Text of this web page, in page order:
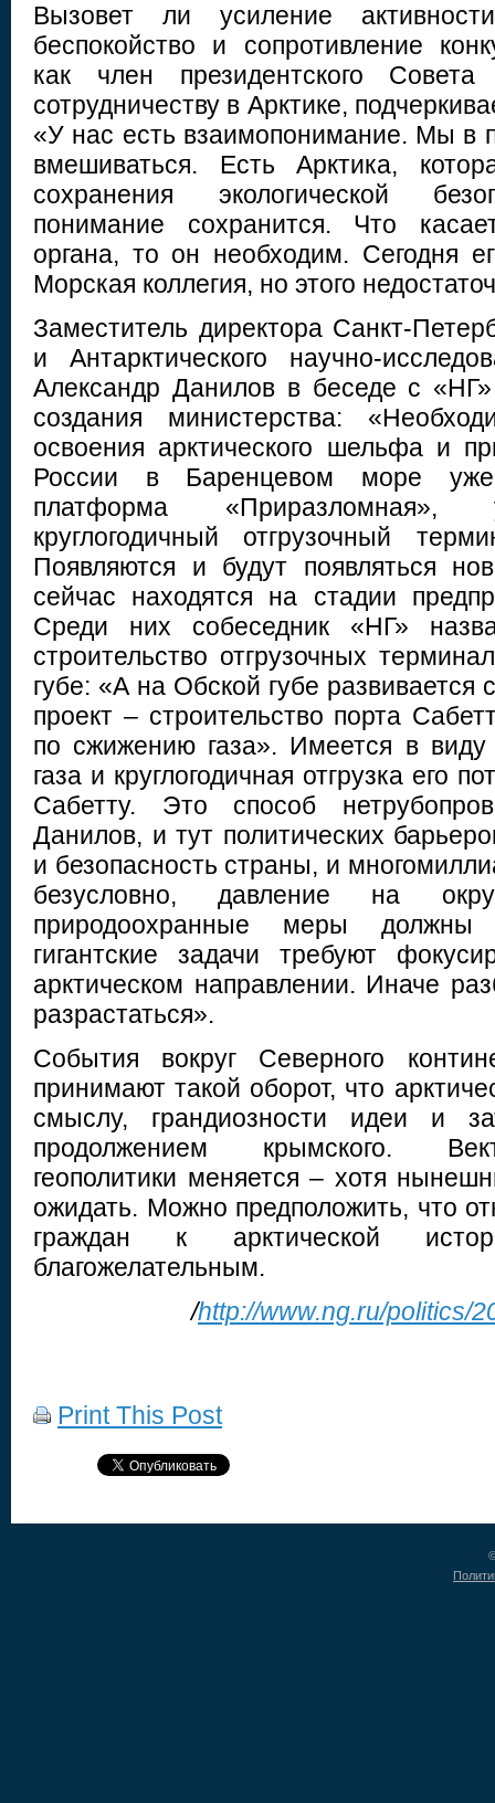
Вызовет ли усиление
беспокойство и сопротивление
как член президентского
сотрудничеству в Арктике,
«У нас есть взаимопонимание. Мы в
вмешиваться. Есть Арктика,
сохранения экологической
понимание сохранится. Что
органа, то он необходим. Сегодня
Морская коллегия, но этого
Заместитель директора Санкт-
и Антарктического научно-
Александр Данилов в беседе с «НГ»
создания министерства:
освоения арктического шельфа и
России в Баренцевом море
платформа «Приразломная»,
круглогодичный отгрузочный
Появляются и будут появляться
сейчас находятся на стадии
Среди них собеседник «НГ»
строительство отгрузочных
губе: «А на Обской губе развивается
проект – строительство порта
по сжижению газа». Имеется в виду
газа и круглогодичная отгрузка его
Сабетту. Это способ
Данилов, и тут политических
и безопасность страны, и
безусловно, давление на
природоохранные меры должны
гигантские задачи требуют
арктическом направлении. Иначе
разрастаться».
События вокруг Северного
принимают такой оборот, что
смыслу, грандиозности идеи и
продолжением крымского.
геополитики меняется – хотя
ожидать. Можно предположить, что
граждан к арктической
благожелательным.
/http://www.ng.ru/politics/
Print This Post